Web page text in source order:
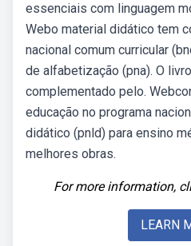
essenciais com linguagem
Webo material didático tem
nacional comum curricular
de alfabetização (pna). O
complementado pelo.
educação no programa
didático (pnld) para ensino
melhores obras.
For more information,
LEARN